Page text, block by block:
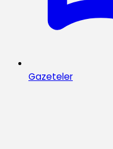
Gazeteler